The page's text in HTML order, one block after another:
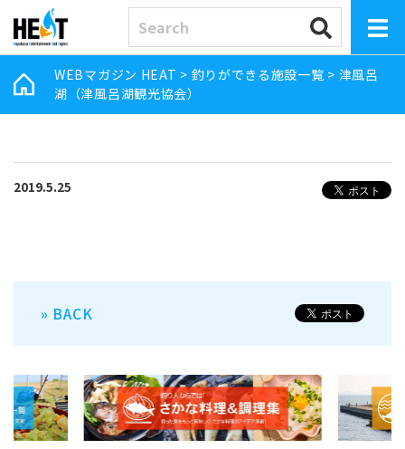
WEBマガジン HEAT > 釣りができる施設一覧 > 津風呂
湖（津風呂湖観光協会）
2019.5.25
» BACK